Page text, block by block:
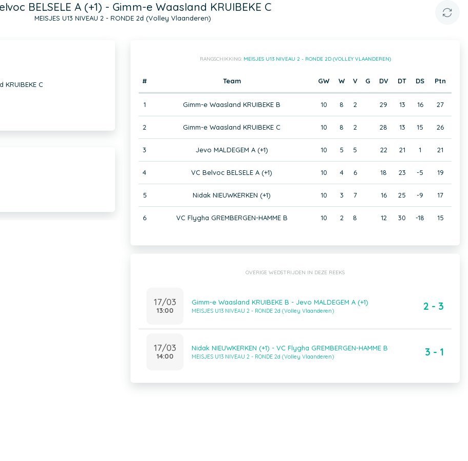
BELSELE A (+1) - Gimm-e Waasland KRUIBEKE C
MEISJES U13 NIVEAU 2 - RONDE 2d (Volley Vlaanderen)
KRUIBEKE C
RANGSCHIKKING: MEISJES U13 NIVEAU 2 - RONDE 2D (VOLLEY VLAANDEREN)
# Team GW W V G DV DT DS Ptn
1 Gimm-e Waasland KRUIBEKE B 10 8 2 29 13 16 27
2 Gimm-e Waasland KRUIBEKE C 10 8 2 28 13 15 26
3 Jevo MALDEGEM A (+1) 10 5 5 22 21 1 21
4 VC Belvoc BELSELE A (+1) 10 4 6 18 23 -5 19
5 Nidak NIEUWKERKEN (+1) 10 3 7 16 25 -9 17
6 VC Flygha GREMBERGEN-HAMME B 10 2 8 12 30 -18 15
OVERIGE WEDSTRIJDEN IN DEZE REEKS
17/03
13:00
Gimm-e Waasland KRUIBEKE B - Jevo MALDEGEM A (+1)
MEISJES U13 NIVEAU 2 - RONDE 2d (Volley Vlaanderen) 2 - 3
17/03
14:00
Nidak NIEUWKERKEN (+1) - VC Flygha GREMBERGEN-HAMME B
MEISJES U13 NIVEAU 2 - RONDE 2d (Volley Vlaanderen) 3 - 1